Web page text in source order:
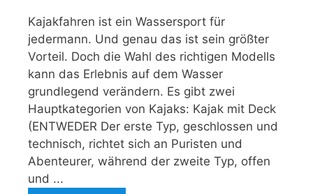
Kajakfahren ist ein Wassersport für
jedermann. Und genau das ist sein größter
Vorteil. Doch die Wahl des richtigen Modells
kann das Erlebnis auf dem Wasser
grundlegend verändern. Es gibt zwei
Hauptkategorien von Kajaks: Kajak mit Deck
(ENTWEDER Der erste Typ, geschlossen und
technisch, richtet sich an Puristen und
Abenteurer, während der zweite Typ, offen
und ...